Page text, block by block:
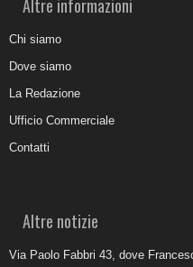
Altre informazioni
Chi siamo
Dove siamo
La Redazione
Ufficio Commerciale
Contatti
Altre notizie
Via Paolo Fabbri 43, dove